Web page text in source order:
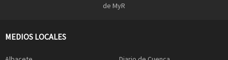
de MyR
MEDIOS LOCALES